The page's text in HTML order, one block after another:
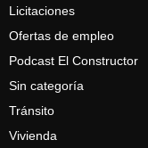
Licitaciones
Ofertas de empleo
Podcast El Constructor
Sin categoría
Tránsito
Vivienda